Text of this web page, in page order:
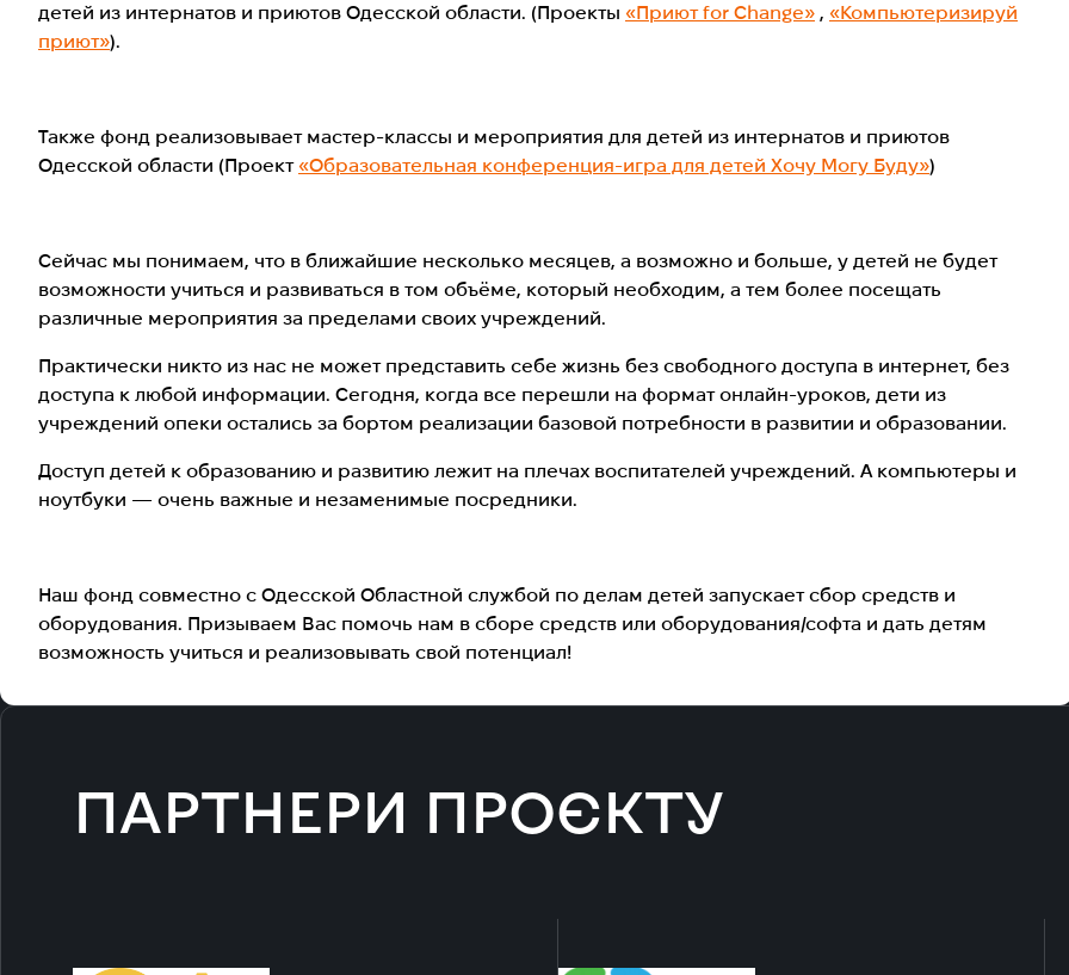
детей из интернатов и приютов Одесской области. (Проекты «Приют for Сhange» ,​ «Компьютеризируй
приют»)​.
Также фонд реализовывает мастер-классы и мероприятия для детей из интернатов и приютов
Одесской области (Проект ​«Образовательная конференция-игра для детей Хочу Могу Буду»)
Сейчас мы понимаем, что в ближайшие несколько месяцев, а возможно и больше, у детей не будет
возможности учиться и развиваться в том объёме, который необходим, а тем более посещать
различные мероприятия за пределами своих учреждений.
Практически никто из нас не может представить себе жизнь без свободного доступа в интернет, без
доступа к любой информации. Сегодня, когда все перешли на формат онлайн-уроков, дети из
учреждений опеки остались за бортом реализации базовой потребности в развитии и образовании.
Доступ детей к образованию и развитию лежит на плечах воспитателей учреждений. А компьютеры и
ноутбуки ​— очень важные и незаменимые посредники.
Наш фонд совместно с Одесской Областной службой по делам детей запускает сбор средств и
оборудования. Призываем Вас помочь нам в сборе средств или оборудования/софта и дать детям
возможность учиться и реализовывать свой потенциал!
ПАРТНЕРИ ПРОЄКТУ